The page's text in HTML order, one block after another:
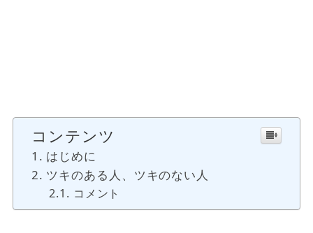
コンテンツ
はじめに
ツキのある人、ツキのない人
コメント